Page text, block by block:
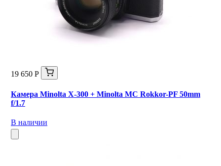
19 650 Р
Камера Minolta X-300 + Minolta MC Rokkor-PF 50mm
f/1.7
В наличии